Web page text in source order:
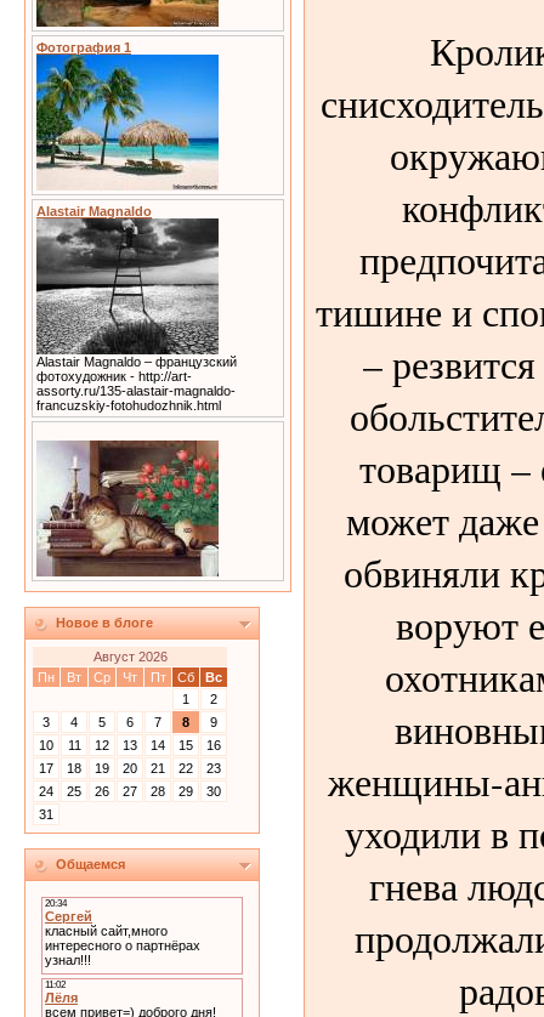
Фотография 1
Alastair Magnaldo
Alastair Magnaldo – французский
фотохудожник - http://art-
assorty.ru/135-alastair-magnaldo-
francuzskiy-fotohudozhnik.html
Новое в блоге
Август 2026
Пн
Вт Ср Чт Пт Сб
Вс
1
2
3
4 5 6 7 8
9
10
11 12 13 14 15
16
17
18 19 20 21 22
23
24
25 26 27 28 29
30
31
Общаемся
тишине и
–
товарищ –
может
обвиняли
воруют
женщины-
уходили в
гнева